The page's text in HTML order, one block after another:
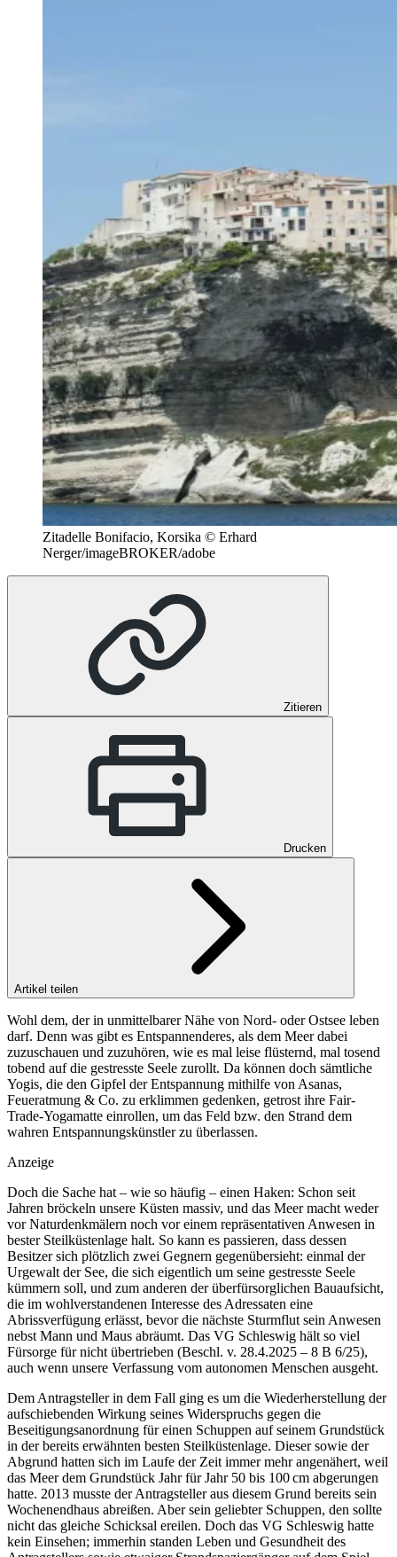
Zitadelle Bonifacio, Korsika © Erhard
Nerger/imageBROKER/adobe
Zitieren
Drucken
Artikel teilen
Wohl dem, der in unmittelbarer Nähe von Nord- oder Ostsee leben
darf. Denn was gibt es Entspannenderes, als dem Meer dabei
zuzuschauen und zuzuhören, wie es mal leise flüsternd, mal tosend
tobend auf die gestresste Seele zurollt. Da können doch sämtliche
Yogis, die den Gipfel der Entspannung mithilfe von Asanas,
Feueratmung & Co. zu erklimmen gedenken, getrost ihre Fair-
Trade-Yogamatte einrollen, um das Feld bzw. den Strand dem
wahren Entspannungskünstler zu überlassen.
Anzeige
Doch die Sache hat – wie so häufig – einen Haken: Schon seit
Jahren bröckeln unsere Küsten massiv, und das Meer macht weder
vor Naturdenkmälern noch vor einem repräsentativen Anwesen in
bester Steilküstenlage halt. So kann es passieren, dass dessen
Besitzer sich plötzlich zwei Gegnern gegenübersieht: einmal der
Urgewalt der See, die sich eigentlich um seine gestresste Seele
kümmern soll, und zum anderen der überfürsorglichen Bauaufsicht,
die im wohlverstandenen Interesse des Adressaten eine
Abrissverfügung erlässt, bevor die nächste Sturmflut sein Anwesen
nebst Mann und Maus abräumt. Das VG Schleswig hält so viel
Fürsorge für nicht übertrieben (Beschl. v. 28.4.​2025 – 8 B 6/25),
auch wenn unsere Verfassung vom autonomen Menschen ausgeht.
Dem Antragsteller in dem Fall ging es um die Wiederherstellung der
aufschiebenden Wirkung seines Widerspruchs gegen die
Beseitigungsanordnung für einen Schuppen auf seinem Grundstück
in der bereits erwähnten besten Steilküstenlage. Dieser sowie der
Abgrund hatten sich im Laufe der Zeit immer mehr angenähert, weil
das Meer dem Grundstück Jahr für Jahr 50 bis 100 cm abgerungen
hatte. 2013 musste der Antragsteller aus diesem Grund bereits sein
Wochenendhaus abreißen. Aber sein geliebter Schuppen, den sollte
nicht das gleiche Schicksal ereilen. Doch das VG Schleswig hatte
kein Einsehen; immerhin standen Leben und Gesundheit des